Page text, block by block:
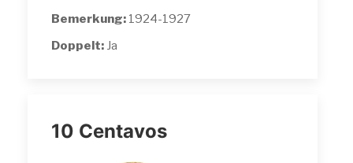
Bemerkung: 1924-1927
Doppelt: Ja
10 Centavos